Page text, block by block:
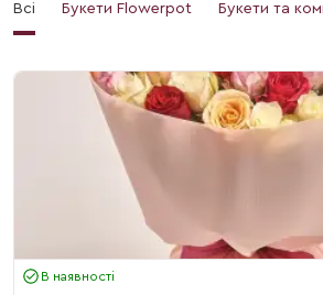
Всі Букети Flowerpot Букети та
В наявності